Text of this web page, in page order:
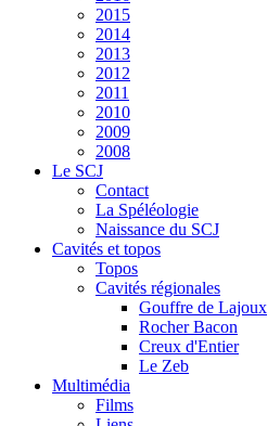
2015
2014
2013
2012
2011
2010
2009
2008
Le SCJ
Contact
La Spéléologie
Naissance du SCJ
Cavités et topos
Topos
Cavités régionales
Gouffre de Lajoux
Rocher Bacon
Creux d'Entier
Le Zeb
Multimédia
Films